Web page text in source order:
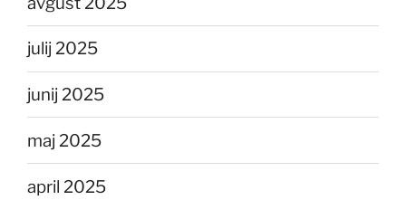
julij 2025
junij 2025
maj 2025
april 2025